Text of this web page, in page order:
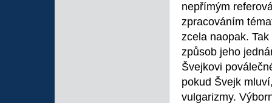
nepřímým
zpracováním
zcela naopak.
způsob jeho
Švejkovi
pokud Švejk
vulgarizmy.